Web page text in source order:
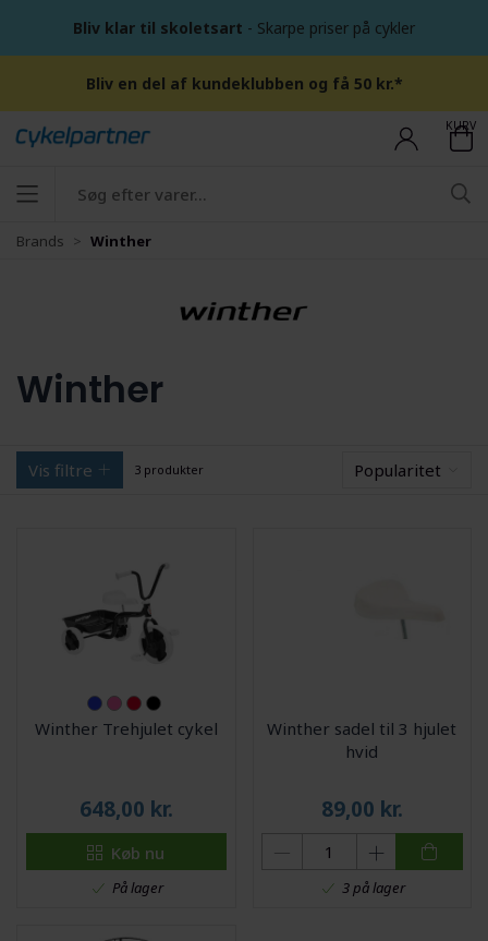
Bliv klar til skoletsart - Skarpe priser på cykler
Bliv en del af kundeklubben og få 50 kr.*
KURV
Brands Winther
Winther
Vis filtre 3 produkter Popularitet
Winther Trehjulet cykel
648,00 kr.
Køb nu
På lager
Winther sadel til 3 hjulet
hvid
89,00 kr.
3 på lager